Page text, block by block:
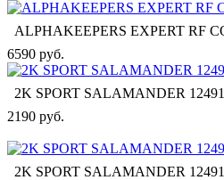
ALPHAKEEPERS EXPERT RF
6590 руб.
2K SPORT SALAMANDER
2190 руб.
2K SPORT SALAMANDER